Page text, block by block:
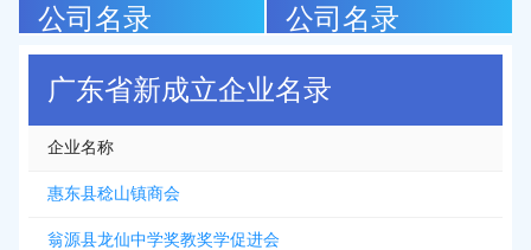
公司名录
公司名录
广东省新成立企业名录
企业名称
惠东县稔山镇商会
翁源县龙仙中学奖教奖学促进会